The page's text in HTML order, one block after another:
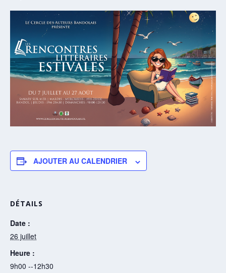
AJOUTER AU CALENDRIER
DÉTAILS
Date :
26 juillet
Heure :
9h00 --12h30